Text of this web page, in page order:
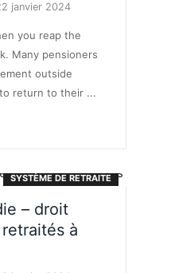
janvier 2024
you reap the
Many pensioners
outside
return to their ...
SYSTÈME DE RETRAITE
– droit
à